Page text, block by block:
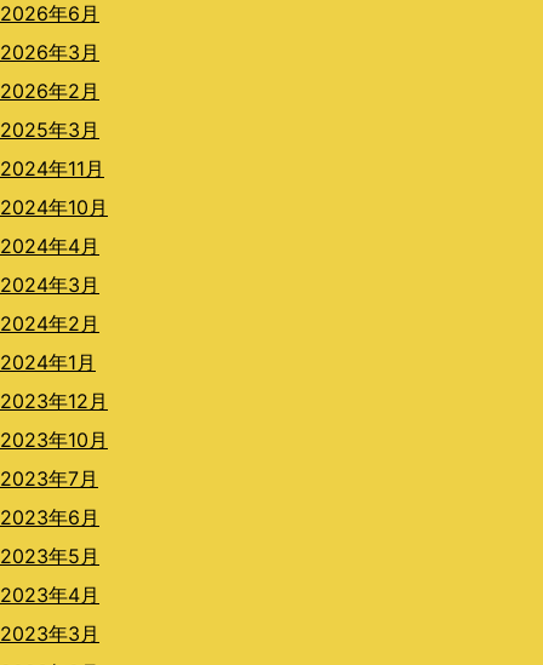
2026年6月
2026年3月
2026年2月
2025年3月
2024年11月
2024年10月
2024年4月
2024年3月
2024年2月
2024年1月
2023年12月
2023年10月
2023年7月
2023年6月
2023年5月
2023年4月
2023年3月